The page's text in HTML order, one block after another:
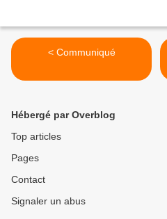
< Communiqué
Hébergé par Overblog
Top articles
Pages
Contact
Signaler un abus